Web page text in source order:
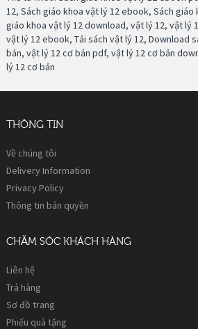
12, Sách giáo khoa vật lý 12 ebook, Sách giáo
giáo khoa vật lý 12 download, vật lý 12, vật lý
vật lý 12 ebook, Tải sách vật lý 12, Download
bản, vật lý 12 cơ bản pdf, vật lý 12 cơ bản
lý 12 cơ bản
THÔNG TIN
Về chúng tôi
Delivery Information
Privacy Policy
Thông tin bản quyền
CHĂM SÓC KHÁCH HÀNG
Liên hệ
Trả hàng
Sơ đồ trang
Phiếu quà tặng